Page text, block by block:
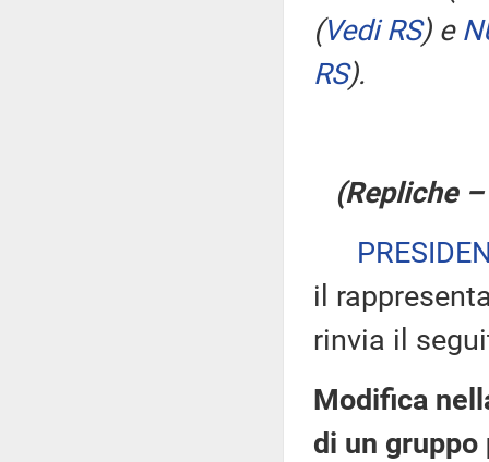
(Vedi RS)e
RS).
(Repliche
il
rinvia il
Modifica
di un